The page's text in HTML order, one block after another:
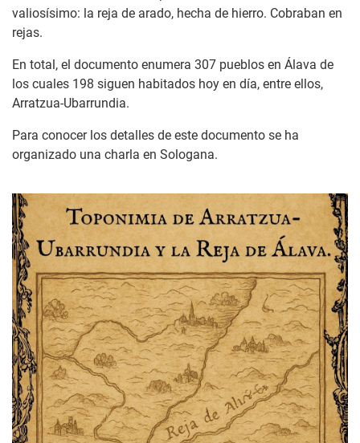
valiosísimo: la reja de arado, hecha de hierro. Cobraban en
rejas.
En total, el documento enumera 307 pueblos en Álava de
los cuales 198 siguen habitados hoy en día, entre ellos,
Arratzua-Ubarrundia.
Para conocer los detalles de este documento se ha
organizado una charla en Sologana.